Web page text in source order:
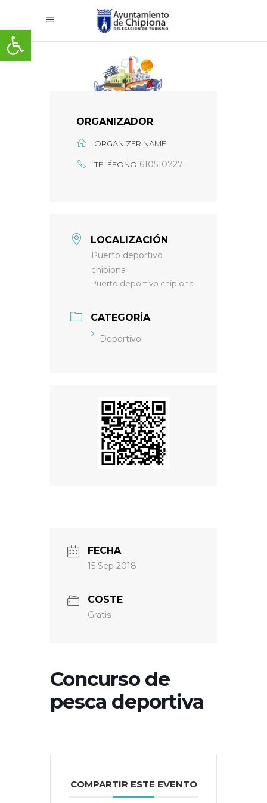
Abrir barra de herramientas
ORGANIZADOR
ORGANIZER NAME
TELÉFONO 610510727
LOCALIZACIÓN
Puerto deportivo
chipiona
Puerto deportivo chipiona
CATEGORÍA
Deportivo
FECHA
15 Sep 2018
COSTE
Gratis
Concurso de
pesca deportiva
COMPARTIR ESTE EVENTO